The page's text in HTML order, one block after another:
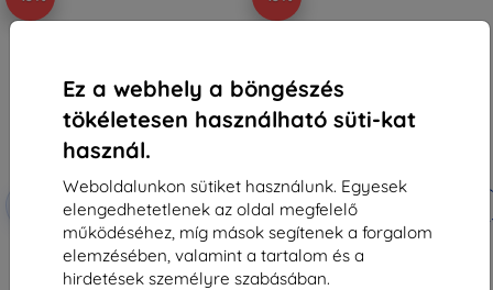
Ez a webhely a böngészés
tökéletesen használható süti-kat
használ.
Weboldalunkon sütiket használunk. Egyesek
elengedhetetlenek az oldal megfelelő
működéséhez, míg mások segítenek a forgalom
elemzésében, valamint a tartalom és a
hirdetések személyre szabásában.
Kedvezmény
kuponnal
EXTRA10
Beline 5D edzett védőüveg
Motorola Moto Edge 30 Neo-hoz
(5905359816591)
-10%
Kedvezmény
kuponnal
Beline szilikon tok piros Motorola
Moto Edge 30 Neo-hoz
(5905359815891)